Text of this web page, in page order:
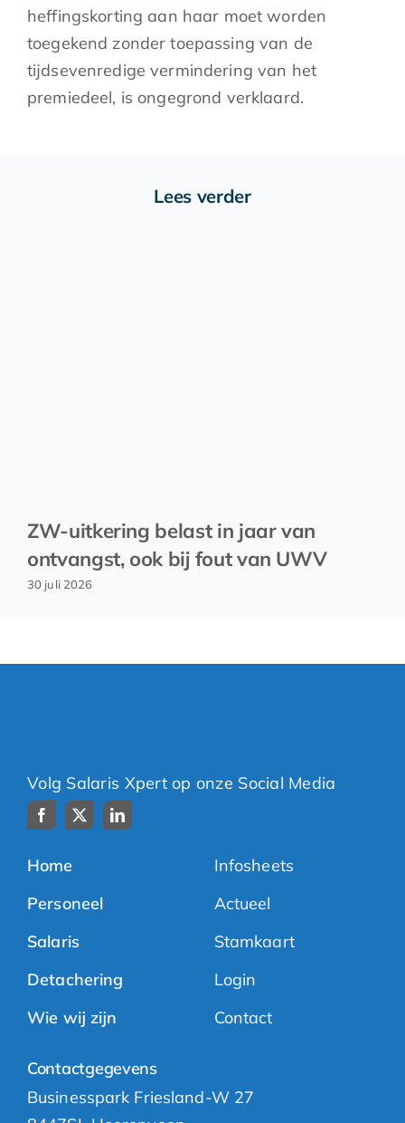
heffingskorting aan haar moet worden
toegekend zonder toepassing van de
tijdsevenredige vermindering van het
premiedeel, is ongegrond verklaard.
Lees verder
ZW-uitkering belast in jaar van
ontvangst, ook bij fout van UWV
30 juli 2026
Volg Salaris Xpert op onze Social Media
Home
Personeel
Salaris
Detachering
Wie wij zijn
Infosheets
Actueel
Stamkaart
Login
Contact
Contactgegevens
Businesspark Friesland-W 27